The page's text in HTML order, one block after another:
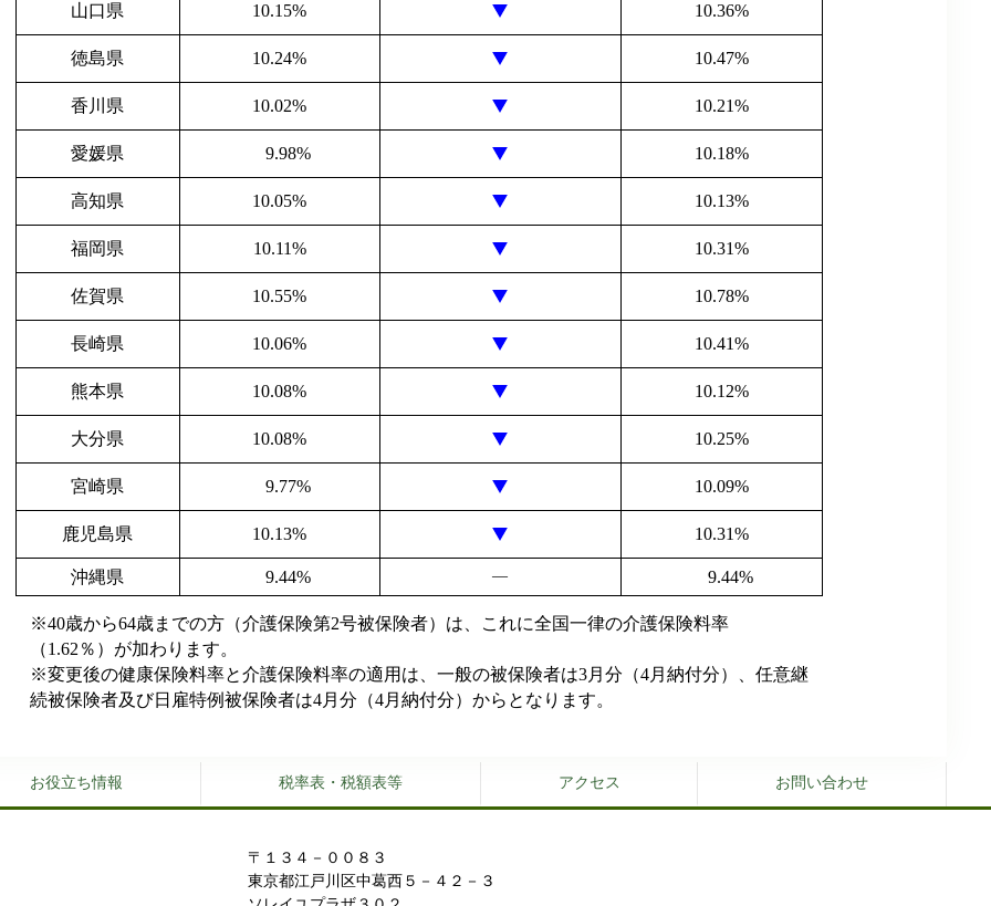
山口県 10.15% 10.36%
徳島県 10.24% 10.47%
香川県 10.02% 10.21%
愛媛県 9.98% 10.18%
高知県 10.05% 10.13%
福岡県 10.11% 10.31%
佐賀県 10.55% 10.78%
長崎県 10.06% 10.41%
熊本県 10.08% 10.12%
大分県 10.08% 10.25%
宮崎県 9.77% 10.09%
鹿児島県 10.13% 10.31%
沖縄県 9.44% ― 9.44%
※40歳から64歳までの方（介護保険第2号被保険者）は、これに全国一律の介護保険料率
（1.62％）が加わります。
※変更後の健康保険料率と介護保険料率の適用は、一般の被保険者は3月分（4月納付分）、任意継
続被保険者及び日雇特例被保険者は4月分（4月納付分）からとなります。
お役立ち情報 税率表・税額表等 アクセス お問い合わせ
〒１３４－００８３
東京都江戸川区中葛西５－４２－３